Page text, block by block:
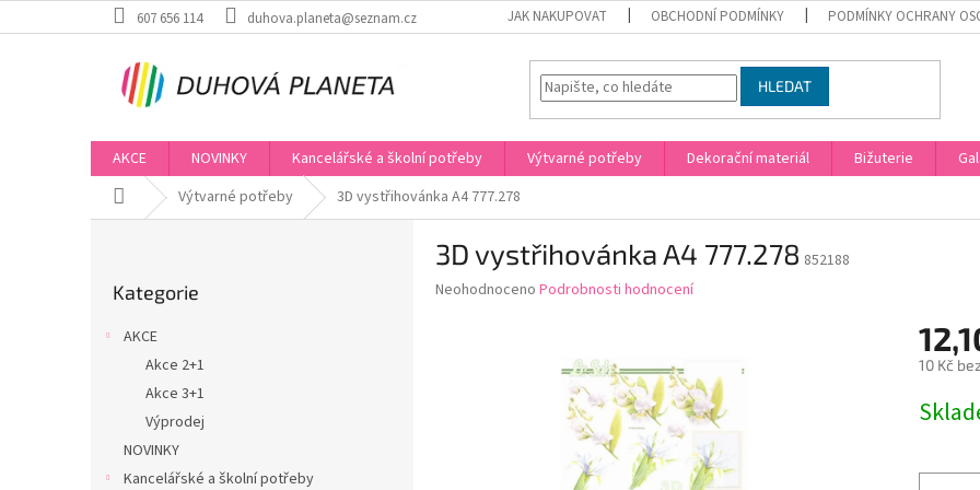
na
607 656 114 duhova.planeta@seznam.cz JAK NAKUPOVAT OBCHODNÍ PODMÍNKY PODMÍNKY OCHRANY
HLEDAT
AKCE NOVINKY Kancelářské a školní potřeby Výtvarné potřeby Dekorační materiál Bižuterie
Domů Výtvarné potřeby 3D vystřihovánka A4 777.278
kategorie
Kategorie
AKCE
Akce 2+1
Akce 3+1
Výprodej
NOVINKY
Kancelářské a školní potřeby
3D vystřihovánka A4 777.278 852188
Průměrné
Neohodnoceno Podrobnosti hodnocení
10 Kč
cena: